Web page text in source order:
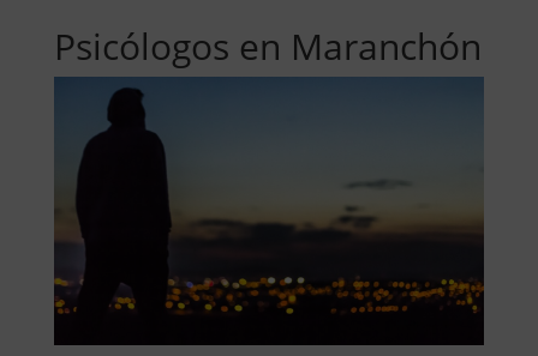
Psicólogos en Maranchón